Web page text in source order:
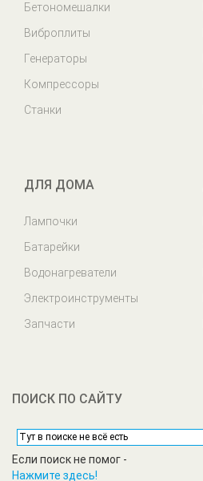
Бетономешалки
Виброплиты
Генераторы
Компрессоры
Станки
ДЛЯ ДОМА
Лампочки
Батарейки
Водонагреватели
Электроинструменты
Запчасти
ПОИСК ПО САЙТУ
Если поиск не помог -
Нажмите здесь!